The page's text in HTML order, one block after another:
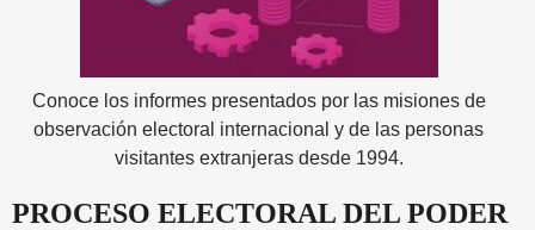
Conoce los informes presentados por las misiones de
observación electoral internacional y de las personas
visitantes extranjeras desde 1994.
PROCESO ELECTORAL DEL PODER